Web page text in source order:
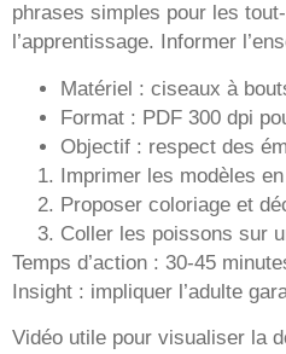
phrases simples pour les
l’apprentissage. Informer
Matériel : ciseaux à
Format : PDF 300 dpi
Objectif : respect des
Imprimer les modèles en
Proposer coloriage et
Coller les poissons sur
Temps d’action : 30-45
Insight : impliquer l’adulte
Vidéo utile pour visualiser la